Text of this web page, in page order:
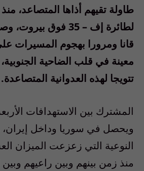
طاولة تقيهم أذاها المتصاعد،
لطائرة إف – 35 فوق
قانا ومرورا بهجوم المسيرات
معينة في قلب الضاحية
تتويجا لهذه العدوانية المتصاعدة.
المشترك بين الاستهدافات
ويحصل في سوريا وداخل إيران،
النوعية التي زعزعت الميزان
منذ زمن بينهم وبين راعيهم وبين